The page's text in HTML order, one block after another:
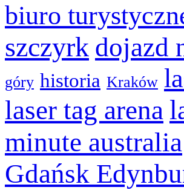
biuro
szczyrk dojazd
góry historia Kraków
laser tag arena
minute australia
Gdańsk